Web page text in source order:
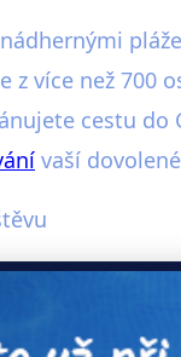
z více než 700
cestu
vaší